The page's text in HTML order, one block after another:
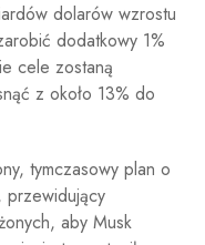
dolarów wzrostu
dodatkowy 1%
cele zostaną
z około 13% do
tymczasowy plan o
przewidujący
aby Musk